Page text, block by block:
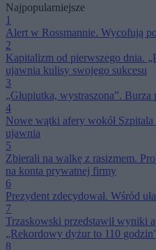
Najpopularniejsze
1
Alert w Rossmannie. Wycofują
2
Kapitalizm od pierwszego dnia.
ujawnia kulisy swojego sukcesu
3
„Głupiutka, wystraszona”. Burza
4
Nowe wątki afery wokół Szpitala
ujawnia
5
Zbierali na walkę z rasizmem.
na konta prywatnej firmy
6
Prezydent zdecydował. Wśród
7
Trzaskowski przedstawił wyniki
„Rekordowy dyżur to 110
8